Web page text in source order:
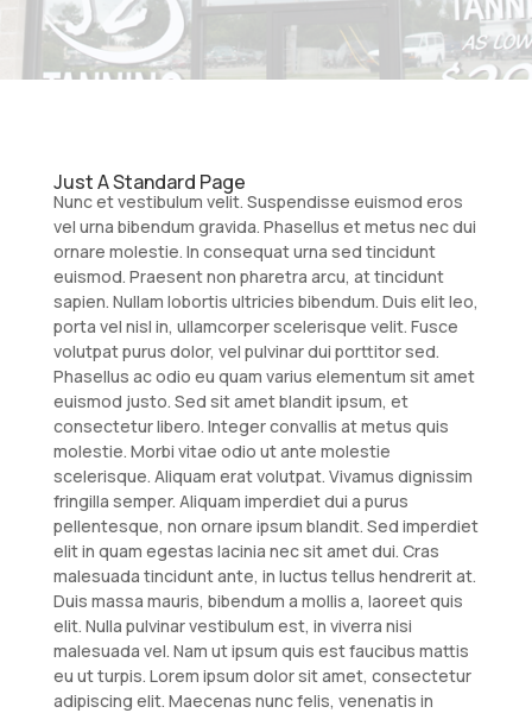
Just A Standard Page
Nunc et vestibulum velit. Suspendisse euismod eros
vel urna bibendum gravida. Phasellus et metus nec dui
ornare molestie. In consequat urna sed tincidunt
euismod. Praesent non pharetra arcu, at tincidunt
sapien. Nullam lobortis ultricies bibendum. Duis elit leo,
porta vel nisl in, ullamcorper scelerisque velit. Fusce
volutpat purus dolor, vel pulvinar dui porttitor sed.
Phasellus ac odio eu quam varius elementum sit amet
euismod justo. Sed sit amet blandit ipsum, et
consectetur libero. Integer convallis at metus quis
molestie. Morbi vitae odio ut ante molestie
scelerisque. Aliquam erat volutpat. Vivamus dignissim
fringilla semper. Aliquam imperdiet dui a purus
pellentesque, non ornare ipsum blandit. Sed imperdiet
elit in quam egestas lacinia nec sit amet dui. Cras
malesuada tincidunt ante, in luctus tellus hendrerit at.
Duis massa mauris, bibendum a mollis a, laoreet quis
elit. Nulla pulvinar vestibulum est, in viverra nisi
malesuada vel. Nam ut ipsum quis est faucibus mattis
eu ut turpis. Lorem ipsum dolor sit amet, consectetur
adipiscing elit. Maecenas nunc felis, venenatis in